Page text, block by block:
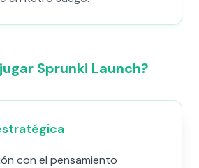
Sprunki Launch?
con el pensamiento